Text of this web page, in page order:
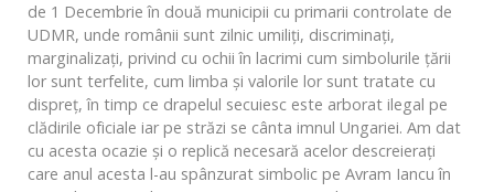
de 1 Decembrie în două municipii cu primarii controlate de
UDMR, unde românii sunt zilnic umiliţi, discriminaţi,
marginalizaţi, privind cu ochii în lacrimi cum simbolurile ţării
lor sunt terfelite, cum limba şi valorile lor sunt tratate cu
dispreţ, în timp ce drapelul secuiesc este arborat ilegal pe
clădirile oficiale iar pe străzi se cânta imnul Ungariei. Am dat
cu acesta ocazie şi o replică necesară acelor descreieraţi
care anul acesta l-au spânzurat simbolic pe Avram Iancu în